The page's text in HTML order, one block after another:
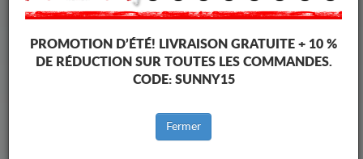
Cache Sous Moteur Volkswagen Bora
Marques
PROMOTION D’ÉTÉ! LIVRAISON GRATUITE + 10 %
DE RÉDUCTION SUR TOUTES LES COMMANDES.
CODE: SUNNY15
Fermer